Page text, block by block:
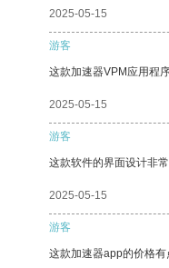
2025-05-15
游客
这款加速器VPM应用程
2025-05-15
游客
这款软件的界面设计非
2025-05-15
游客
这款加速器app的价格有